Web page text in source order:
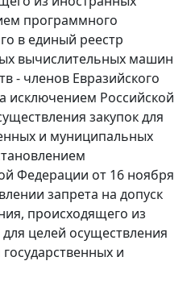
программного
в единый реестр
вычислительных машин
- членов Евразийского
исключением Российской
закупок для
и муниципальных
Федерации от 16 ноября
запрета на допуск
происходящего из
целей осуществления
и